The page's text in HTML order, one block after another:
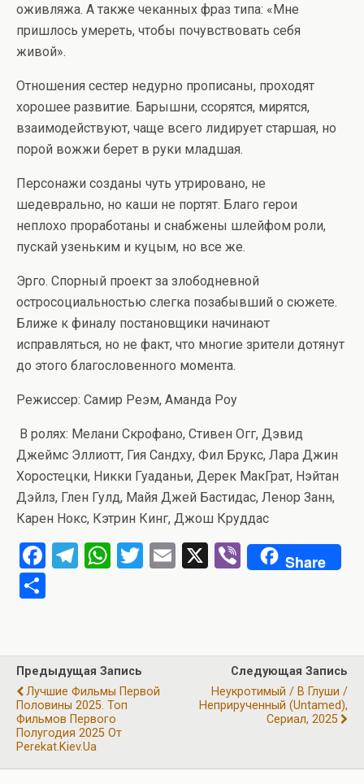
оживляжа. А также чеканных фраз типа: «Мне
пришлось умереть, чтобы почувствовать себя
живой».
Отношения сестер недурно прописаны, проходят
хорошее развитие. Барышни, ссорятся, мирятся,
взаимодействуют, чаще всего лидирует старшая, но
порой вожжи берет в руки младшая.
Персонажи созданы чуть утрировано, не
шедеврально, но каши не портят. Благо герои
неплохо проработаны и снабжены шлейфом роли,
пускай узеньким и куцым, но все же.
Эрго. Спорный проект за злободневной
остросоциальностью слегка позабывший о сюжете.
Ближе к финалу постановщики начинают
исправляться, но не факт, что многие зрители дотянут
до этого благословенного момента.
Режиссер: Самир Реэм, Аманда Роу
В ролях: Мелани Скрофано, Стивен Огг, Дэвид
Джеймс Эллиотт, Гия Сандху, Фил Брукс, Лара Джин
Хоростецки, Никки Гуаданьи, Дерек МакГрат, Нэйтан
Дэйлз, Глен Гулд, Майя Джей Бастидас, Ленор Занн,
Карен Нокс, Кэтрин Кинг, Джош Круддас
F
o
o
k
T
a
m
W
A
p
p
T
E
X
Vi
Share
р
а
в
и
ть
Предыдущая Запись
Лучшие Фильмы Первой
Половины 2025. Топ
Фильмов Первого
Полугодия 2025 От
Perekat.kiev.ua
Следующая Запись
Неукротимый / В Глуши /
Неприрученный (Untamed),
Сериал, 2025